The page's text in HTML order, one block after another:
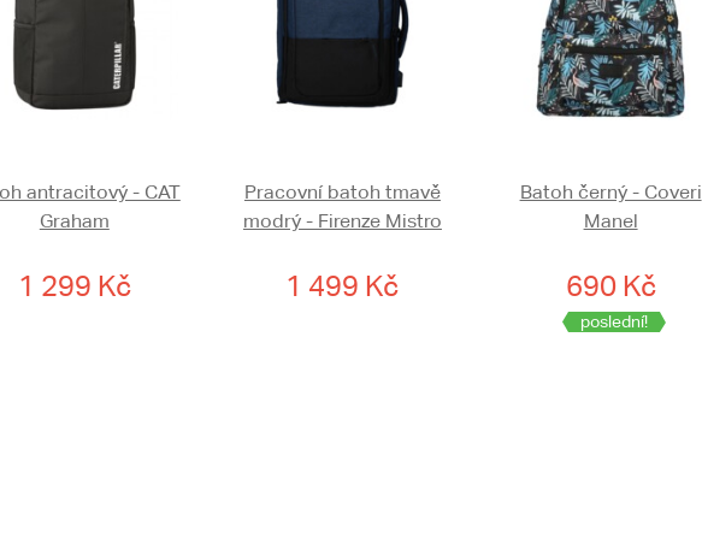
antracitový - CAT
Graham
1 299 Kč
Pracovní batoh tmavě
modrý - Firenze Mistro
1 499 Kč
Batoh černý - Coveri
Manel
690 Kč
poslední!